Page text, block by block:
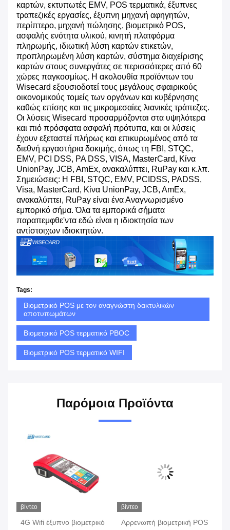
καρτών, εκτυπωτές EMV, POS τερματικά, έξυπνες
τραπεζικές εργασίες, έξυπνη μηχανή αφηγητών,
περίπτερο, μηχανή πώλησης, βιομετρικό POS,
ασφαλής ενότητα υλικού, κινητή πλατφόρμα
πληρωμής, ιδιωτική λύση καρτών ετικετών,
προπληρωμένη λύση καρτών, σύστημα διαχείρισης
καρτών στους συνεργάτες σε περισσότερες από 60
χώρες παγκοσμίως. Η ακολουθία προϊόντων του
Wisecard εξουσιοδοτεί τους μεγάλους σφαιρικούς
οικονομικούς τομείς των οργάνων και κυβέρνησης
καθώς επίσης και τις μικρομεσαίες λιανικές τράπεζες.
Οι λύσεις Wisecard προσαρμόζονται στα υψηλότερα
και πιό πρόσφατα ασφαλή πρότυπα, και οι λύσεις
έχουν εξεταστεί πλήρως και επικυρωμένος από τα
διεθνή εργαστήρια δοκιμής, όπως τη FBI, STQC,
EMV, PCI DSS, PA DSS, VISA, MasterCard, Κίνα
UnionPay, JCB, AmEx, ανακαλύπτει, RuPay και κ.λπ.
Σημειώσεις: Η FBI, STQC, EMV, PCIDSS, PADSS,
Visa, MasterCard, Κίνα UnionPay, JCB, AmEx,
ανακαλύπτει, RuPay είναι ένα Αναγνωρισμένο
εμπορικό σήμα. Όλα τα εμπορικά σήματα
παραπεμφθε'ντα εδώ είναι η ιδιοκτησία των
αντίστοιχων ιδιοκτητών.
Tags:
Βιομετρικό POS με τον αναγνώστη δακτυλικών
αποτυπωμάτων
Βιομετρικό POS τερματικό PBOC
Βιομετρικό POS τερματικό WIFI
Παρόμοια Προϊόντα
βίντεο
4G Wifi έξυπνο βιομετρικό
βίντεο
Αρρενωπή βιομετρική POS